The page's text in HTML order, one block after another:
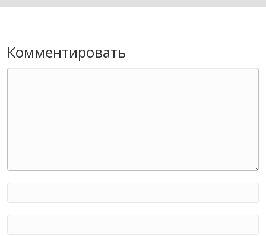
Комментировать